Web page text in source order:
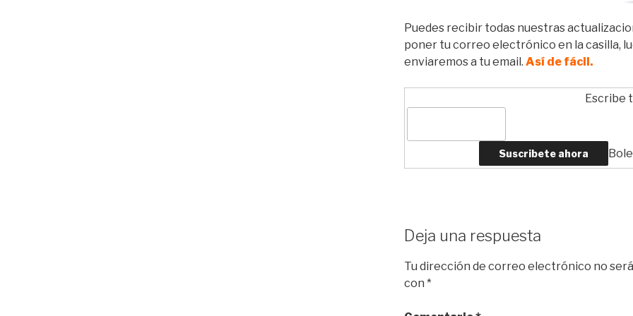
Puedes recibir todas nuestras
poner tu correo electrónico en la casilla,
enviaremos a tu email.Así de fácil.
Escribe
Deja una respuesta
Tu dirección de correo electrónico no
con*